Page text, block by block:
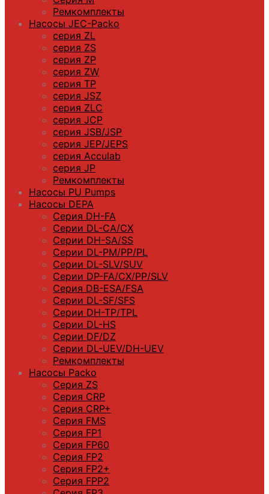
Ремкомплекты
Насосы JEC-Packo
серия ZL
серия ZS
серия ZP
серия ZW
серия TP
серия JSZ
серия ZLC
серия JCP
серия JSB/JSP
серия JEP/JEPS
серия Acculab
серия JP
Ремкомплекты
Насосы PU Pumps
Насосы DEPA
Серия DH-FA
Серии DL-CA/CX
Серии DH-SA/SS
Серии DL-PM/РР/PL
Серии DL-SLV/SUV
Серии DP-FA/CX/PP/SLV
Серия DB-ЕSA/FSA
Серии DL-SF/SFS
Серии DН-ТP/ТPL
Серии DL-HS
Серии DF/DZ
Серии DL-UEV/DH-UEV
Ремкомплекты
Насосы Packo
Серия ZS
Серия CRP
Серия CRP+
Серия FMS
Серия FP1
Серия FP60
Серия FP2
Серия FP2+
Серия FPP2